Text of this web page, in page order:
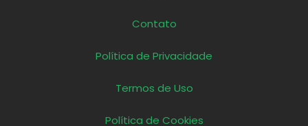
Contato
Política de Privacidade
Termos de Uso
Política de Cookies